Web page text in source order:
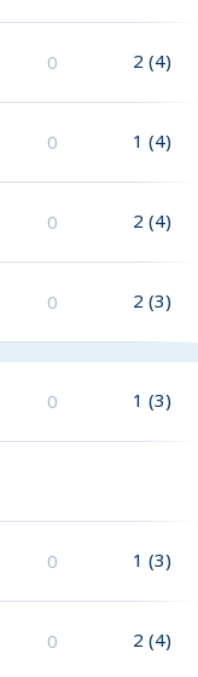
0 2 (4)
0 1 (4)
0 2 (4)
0 2 (3)
0 1 (3)
0 1 (3)
0 2 (4)